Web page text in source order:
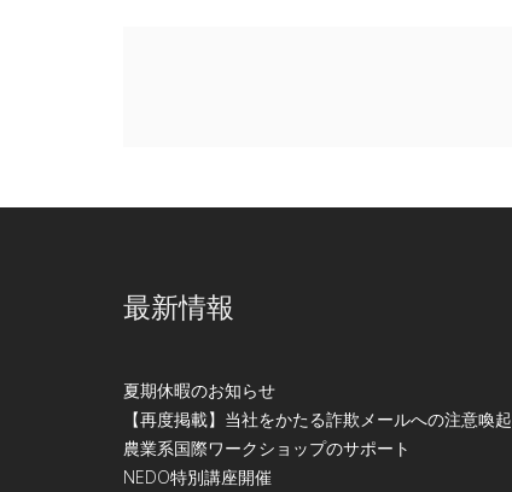
最新情報
夏期休暇のお知らせ
【再度掲載】当社をかたる詐欺メールへの注意喚起
農業系国際ワークショップのサポート
NEDO特別講座開催